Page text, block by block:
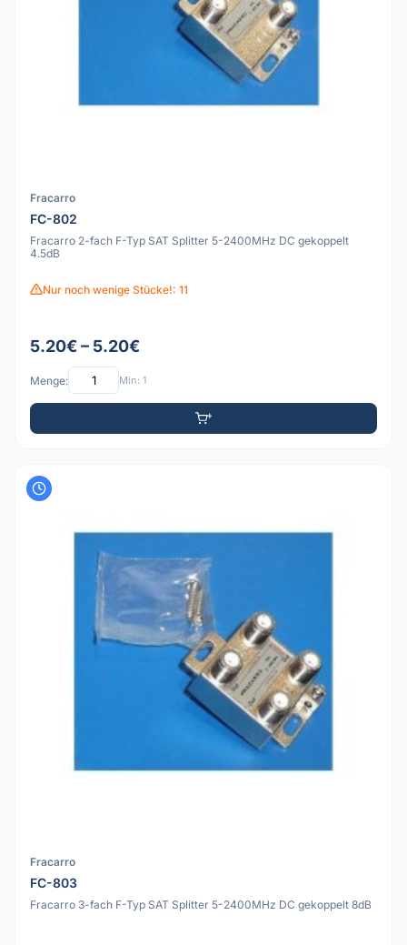
Fracarro
FC-802
Fracarro 2-fach F-Typ SAT Splitter 5-2400MHz DC gekoppelt
4.5dB
Nur noch wenige Stücke!: 11
5.20€ – 5.20€
Menge: Min: 1
Fracarro
FC-803
Fracarro 3-fach F-Typ SAT Splitter 5-2400MHz DC gekoppelt 8dB